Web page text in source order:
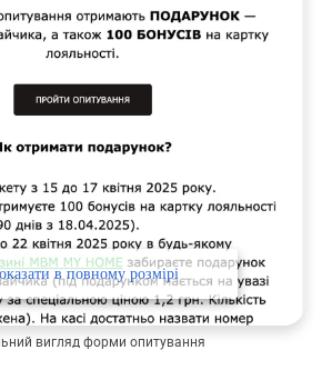
вигляд форми опитування